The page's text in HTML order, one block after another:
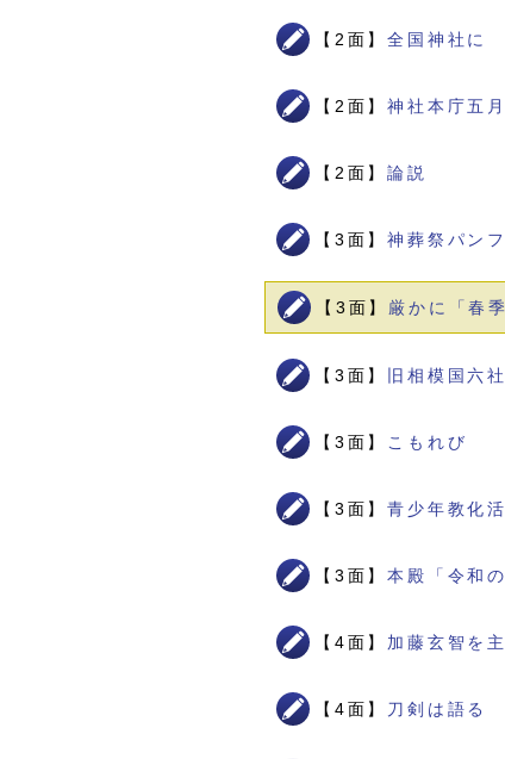
【2面】全国神社に
【2面】神社本庁五
【2面】論説
【3面】神葬祭パン
【3面】 厳かに「春
【3面】 旧相模国六
【3面】 こもれび
【3面】青少年教化
【3面】本殿「令和
【4面】 加藤玄智を
【4面】 刀剣は語る